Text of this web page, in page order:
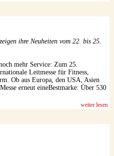
ihre Neuheiten vom 22. bis 25.
mehr Service: Zum 25.
Leitmesse für Fitness,
Ob aus Europa, den USA, Asien
erneut eineBestmarke: Über 530
weiter lesen